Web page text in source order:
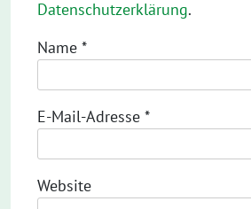
Datenschutzerklärung.
Name *
E-Mail-Adresse *
Website